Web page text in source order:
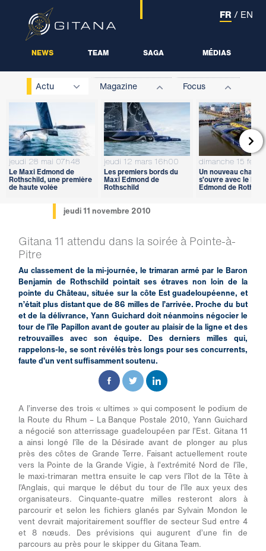
NEWS TEAM SAGA MÉDIAS
FR / EN
Actu Magazine Focus
jeudi 28 mai 07h48
Le Maxi Edmond de
Rothschild, une première
de haute volée
jeudi 12 mars 16h00
Les premiers bords du
Maxi Edmond de
Rothschild
dimanche 15
Un nouveau
s’ouvre avec le Maxi
Edmond de

jeudi 11 novembre 2010
Gitana 11 attendu dans la soirée à Pointe-à-
Pitre
Au classement de la mi-journée, le trimaran armé par le Baron
Benjamin de Rothschild pointait ses étraves non loin de la
pointe du Château, située sur la côte Est guadeloupéenne, et
n’était plus distant que de 86 milles de l’arrivée. Proche du but
et de la délivrance, Yann Guichard doit néanmoins négocier le
tour de l’île Papillon avant de gouter au plaisir de la ligne et des
retrouvailles avec son équipe. Des derniers milles qui,
rappelons-le, se sont révélés très longs pour ses concurrents,
faute d’un vent suffisamment soutenu.
A l’inverse des trois « ultimes » qui composent le podium de
la Route du Rhum – La Banque Postale 2010, Yann Guichard
a négocié son atterrissage guadeloupéen par l’Est. Gitana 11
a ainsi longé l’île de la Désirade avant de plonger au plus
près des côtes de Grande Terre. Faisant actuellement route
vers la Pointe de la Grande Vigie, à l’extrémité Nord de l’île,
le maxi-trimaran mettra ensuite le cap vers l’îlot de la Tête à
l’Anglais, qui marque le début du tour de l’île aux yeux des
organisateurs. Cinquante-quatre milles resteront alors à
parcourir et selon les fichiers glanés par Sylvain Mondon le
vent devrait majoritairement souffler de secteur Sud entre 4
et 8 nœuds. Des prévisions qui augurent d’une fin de
parcours au près pour le skipper du Gitana Team.